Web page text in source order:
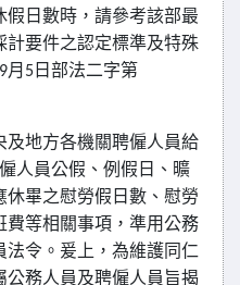
假日數時，請參考該部最
計要件之認定標準及特殊
9月 5 日部法二字第
及地方各機關聘僱人員給
人員公假、例假日、曠
畢之慰勞假日數、慰勞
費等相關事項，準用公務
法令。爰上，為維護同仁
公務人員及聘僱人員旨揭